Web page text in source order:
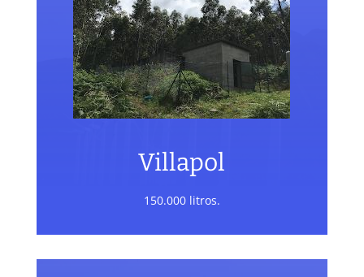
Villapol
150.000 litros.